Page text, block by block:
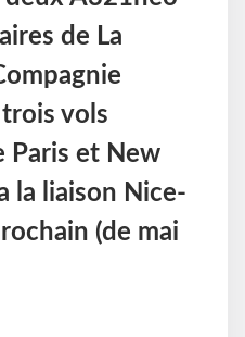
de La
trois vols
Paris et New
la liaison Nice-
(de mai